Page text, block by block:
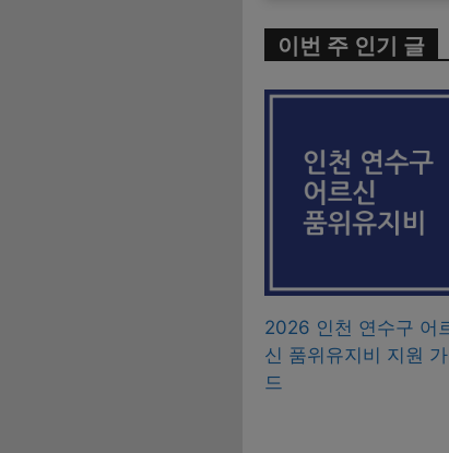
이번 주 인기 글
2026 인천 연수구 어
신 품위유지비 지원 가
드